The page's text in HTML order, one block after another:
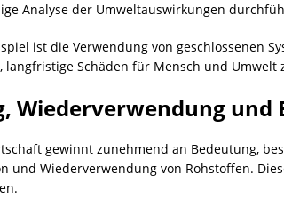
Analyse der Umweltauswirkungen
ist die Verwendung von geschlossenen
langfristige Schäden für Mensch und Umwelt
Wiederverwendung und
gewinnt zunehmend an Bedeutung,
und Wiederverwendung von Rohstoffen.